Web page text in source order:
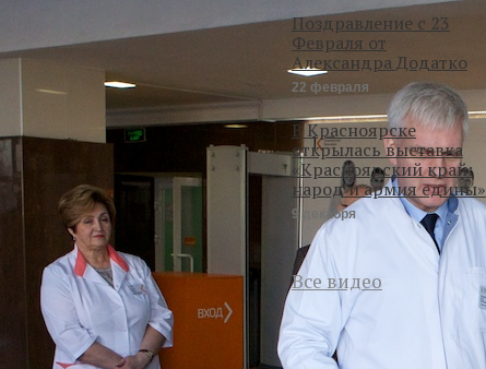
Поздравление с 23
Февраля от
Александра Додатко
22 февраля
В Красноярске
открылась выставка
«Красноярский край:
народ и армия едины»
9 декабря
Все видео